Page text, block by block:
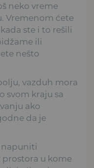
neko vreme
Vremenom ćete
kada ste i to rešili
ili
nešto
vazduh mora
svom kraju sa
ako
da je
napuniti
prostora u kome